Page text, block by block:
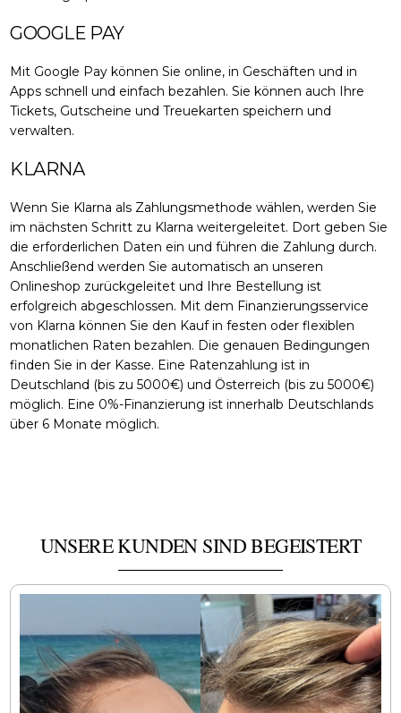
GOOGLE PAY
Mit Google Pay können Sie online, in Geschäften und in
Apps schnell und einfach bezahlen. Sie können auch Ihre
Tickets, Gutscheine und Treuekarten speichern und
verwalten.
KLARNA
Wenn Sie Klarna als Zahlungsmethode wählen, werden Sie
im nächsten Schritt zu Klarna weitergeleitet. Dort geben Sie
die erforderlichen Daten ein und führen die Zahlung durch.
Anschließend werden Sie automatisch an unseren
Onlineshop zurückgeleitet und Ihre Bestellung ist
erfolgreich abgeschlossen. Mit dem Finanzierungsservice
von Klarna können Sie den Kauf in festen oder flexiblen
monatlichen Raten bezahlen. Die genauen Bedingungen
finden Sie in der Kasse. Eine Ratenzahlung ist in
Deutschland (bis zu 5000€) und Österreich (bis zu 5000€)
möglich. Eine 0%-Finanzierung ist innerhalb Deutschlands
über 6 Monate möglich.
UNSERE KUNDEN SIND BEGEISTERT